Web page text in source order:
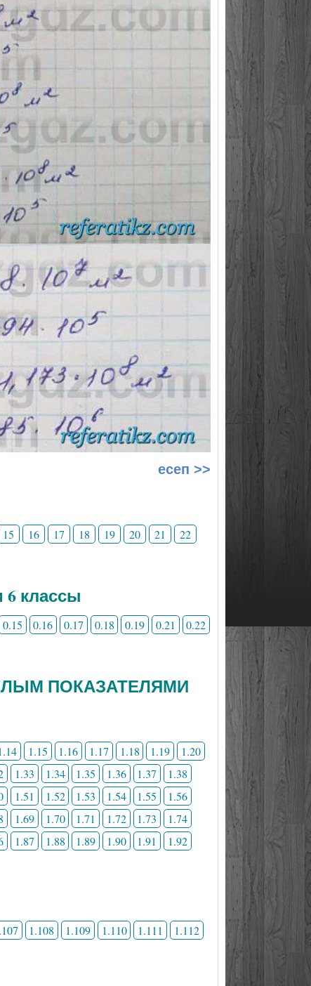
есеп >>
15 16 17 18 19 20 21
22
6 классы
0.15 0.16 0.17 0.18 0.19 0.21
0.22
ПОКАЗАТЕЛЯМИ
1.15 1.16 1.17 1.18 1.19
1.20
1.33 1.34 1.35 1.36 1.37
1.38
1.51 1.52 1.53 1.54 1.55
1.56
1.69 1.70 1.71 1.72 1.73
1.74
1.87 1.88 1.89 1.90 1.91
1.92
1.108 1.109 1.110 1.111
1.112